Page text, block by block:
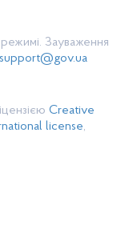
Зауваження
support@gov.ua
Creative
license,